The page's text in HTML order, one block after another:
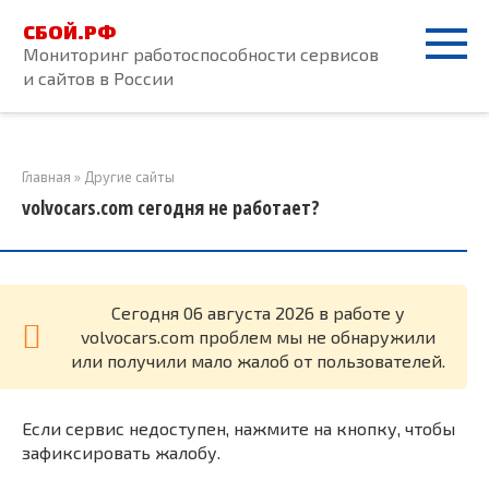
контенту
СБОЙ.РФ
Мониторинг работоспособности сервисов
и сайтов в России
Главная » Другие сайты
volvocars.com сегодня не работает?
Cегодня 06 августа 2026 в работе у
volvocars.com проблем мы не обнаружили
или получили мало жалоб от пользователей.
Если сервис недоступен, нажмите на кнопку, чтобы
зафиксировать жалобу.